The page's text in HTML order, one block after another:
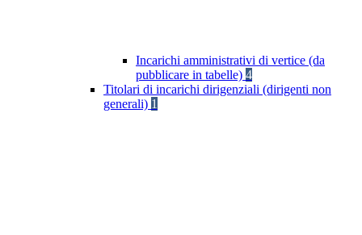
Incarichi amministrativi di vertice (da
pubblicare in tabelle) 4
Titolari di incarichi dirigenziali (dirigenti non
generali) 1